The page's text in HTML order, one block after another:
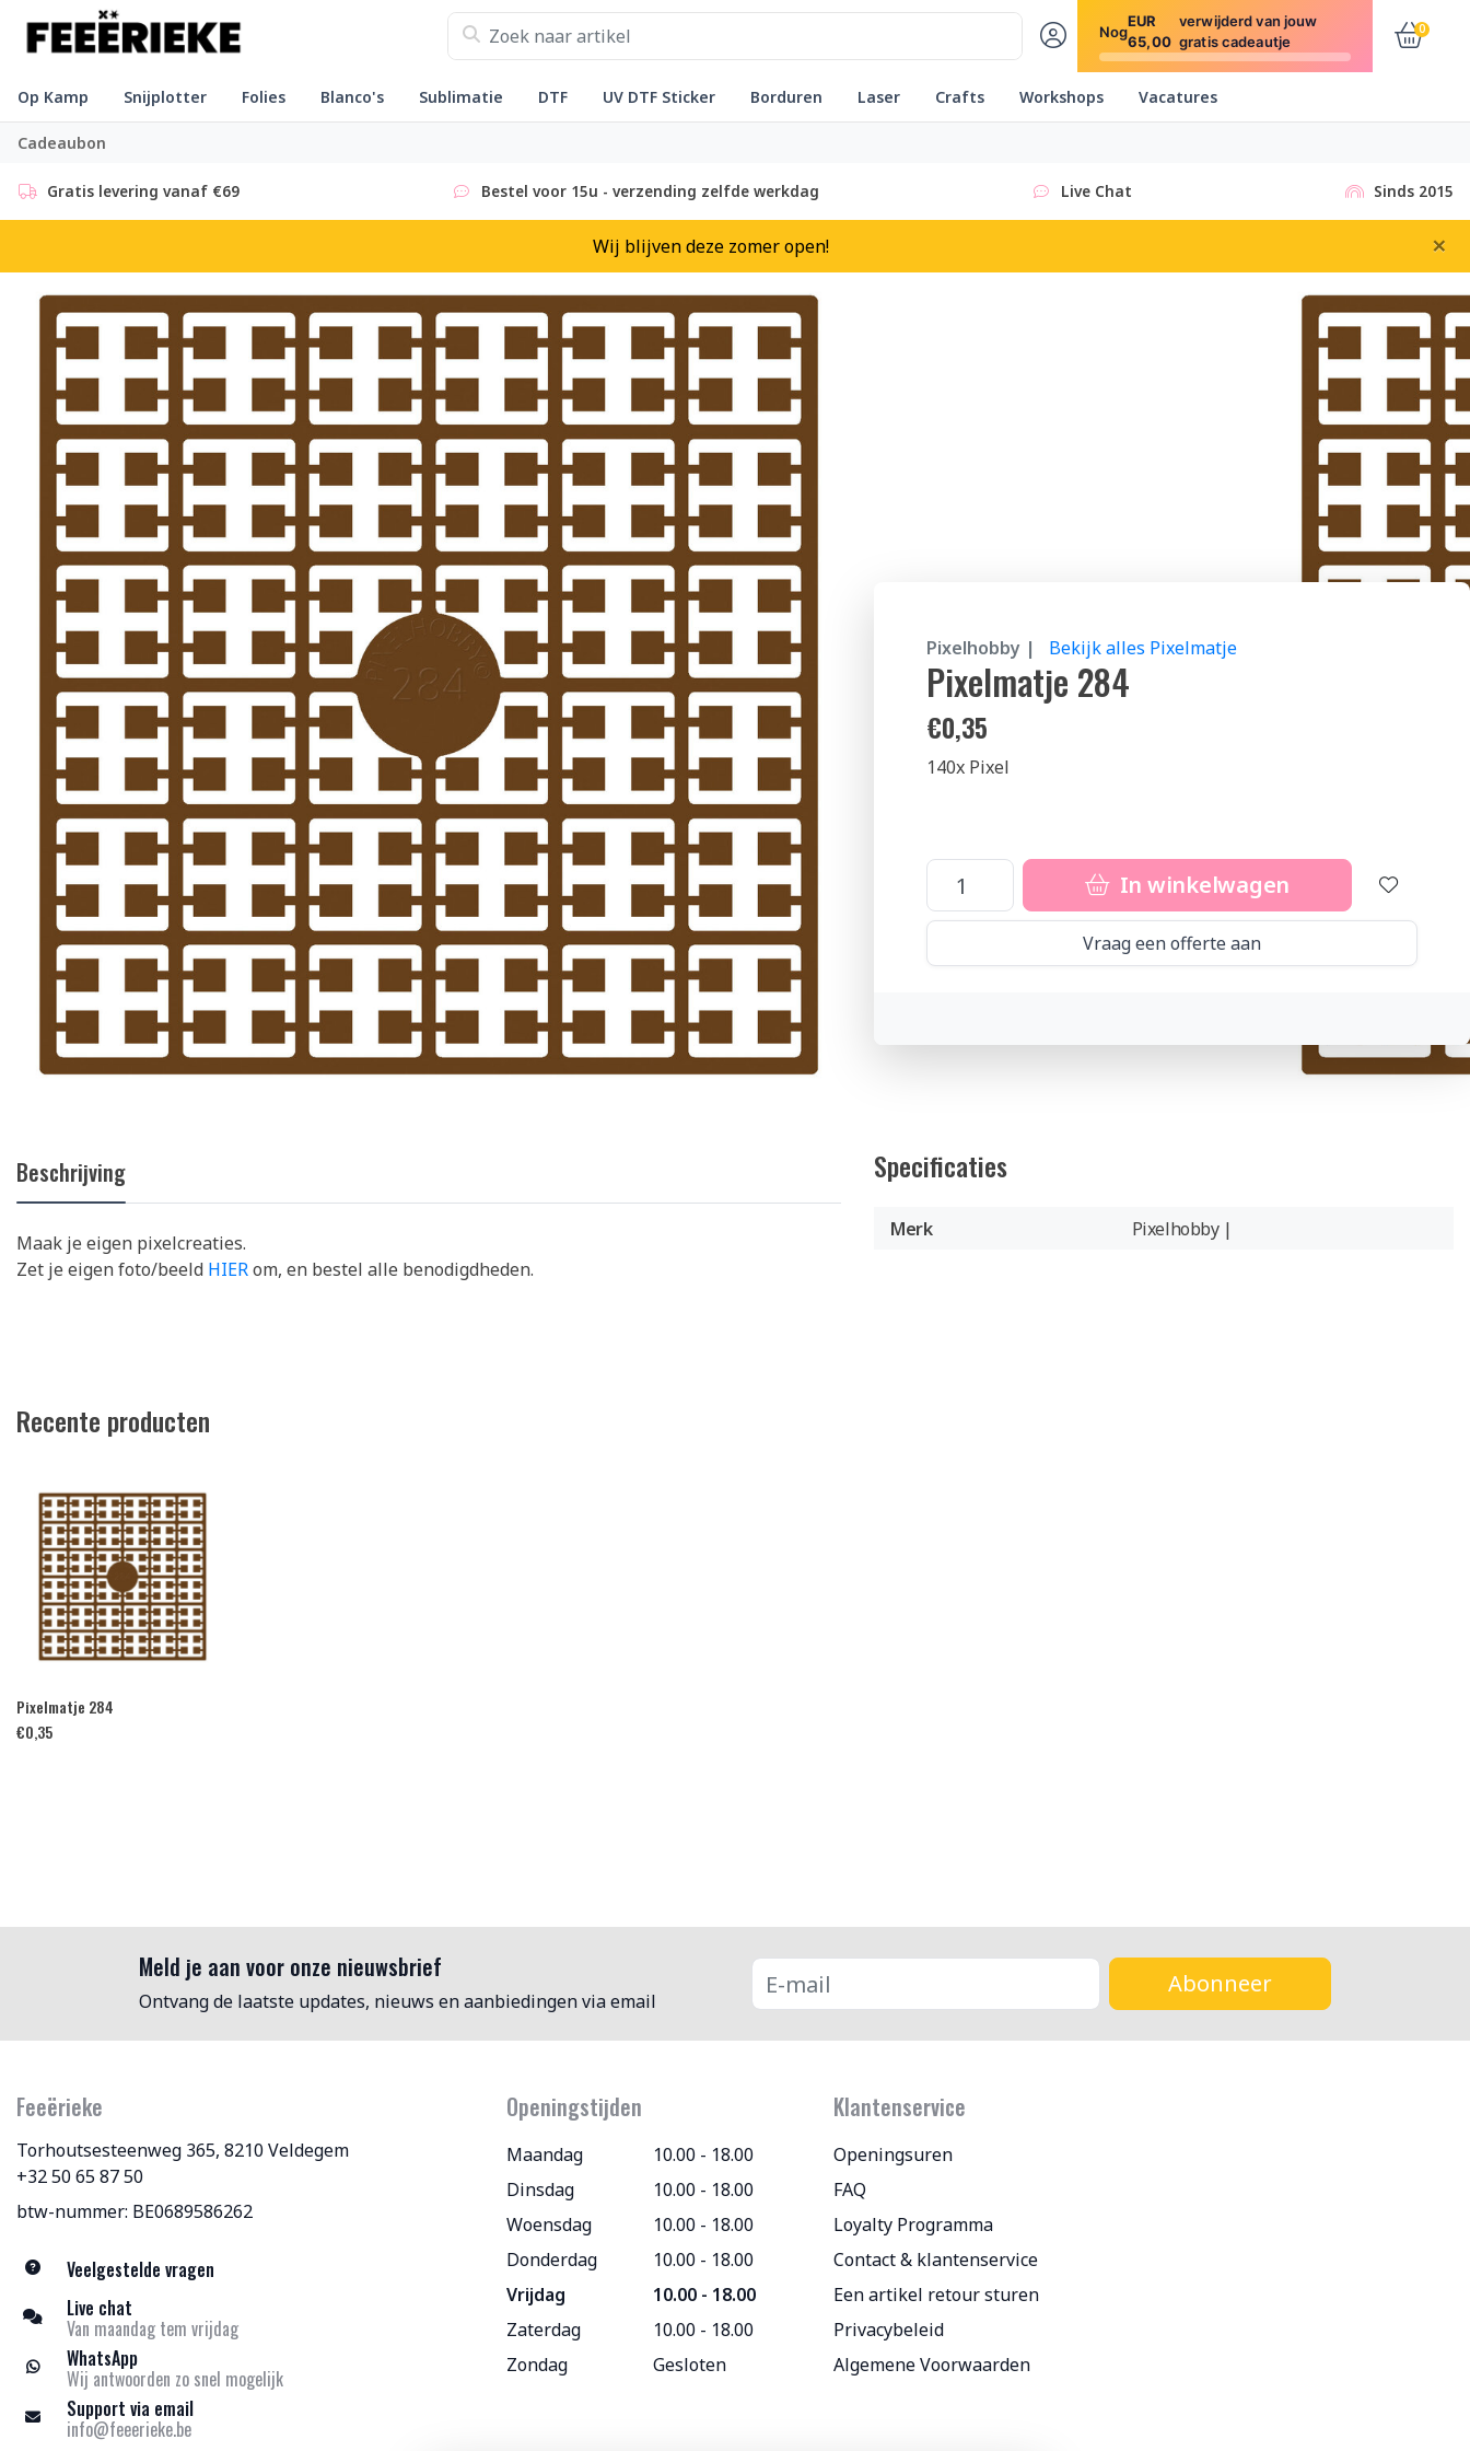
Nog
EUR
65,00
verwijderd van jouw
gratis cadeautje
0
Op Kamp Snijplotter Folies Blanco's Sublimatie DTF UV DTF Sticker Borduren Laser Crafts Workshops Vacatures
Cadeaubon
Gratis levering vanaf €69 Bestel voor 15u - verzending zelfde werkdag Live Chat Sinds 2015
Wij blijven deze zomer open! ×
Pixelhobby | Bekijk alles Pixelmatje
Pixelmatje 284
€0,35
140x Pixel
In winkelwagen
Vraag een offerte aan
Beschrijving
Maak je eigen pixelcreaties.
Zet je eigen foto/beeld HIERom, en bestel alle benodigdheden.
Specificaties
Merk Pixelhobby |
Recente producten
Pixelmatje 284
€0,35
Meld je aan voor onze nieuwsbrief
Ontvang de laatste updates, nieuws en aanbiedingen via email
Abonneer
Feeërieke
Torhoutsesteenweg 365, 8210 Veldegem
+32 50 65 87 50
btw-nummer: BE0689586262
Veelgestelde vragen
Live chat
Van maandag tem vrijdag
WhatsApp
Wij antwoorden zo snel mogelijk
Support via email
info@feeerieke.be
Openingstijden
Maandag
10.00 - 18.00
Dinsdag
10.00 - 18.00
Woensdag
10.00 - 18.00
Donderdag
10.00 - 18.00
Vrijdag
10.00 - 18.00
Zaterdag
10.00 - 18.00
Zondag
Gesloten
Klantenservice
Openingsuren
FAQ
Loyalty Programma
Contact & klantenservice
Een artikel retour sturen
Privacybeleid
Algemene Voorwaarden